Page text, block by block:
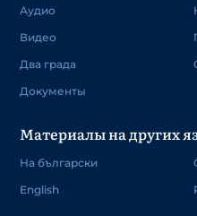
Аудио
Видео
Два града
Документы
Материалы на других
На български
English